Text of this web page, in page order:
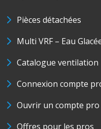
Pièces détachées
Multi VRF – Eau
Catalogue ventilation
Connexion compte
Ouvrir un compte pro
Offres pour les pros